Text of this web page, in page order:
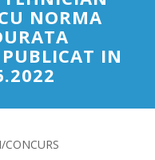
NORMA
IN
CONCURS